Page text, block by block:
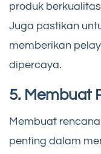
produk
Juga pastikan
memberikan
dipercaya.
5. Membuat
Membuat
penting dalam